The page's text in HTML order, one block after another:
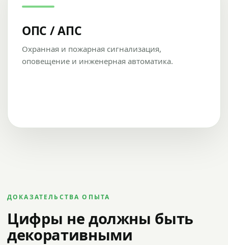
ОПС / АПС
Охранная и пожарная сигнализация,
оповещение и инженерная автоматика.
ДОКАЗАТЕЛЬСТВА ОПЫТА
Цифры не должны быть
декоративными